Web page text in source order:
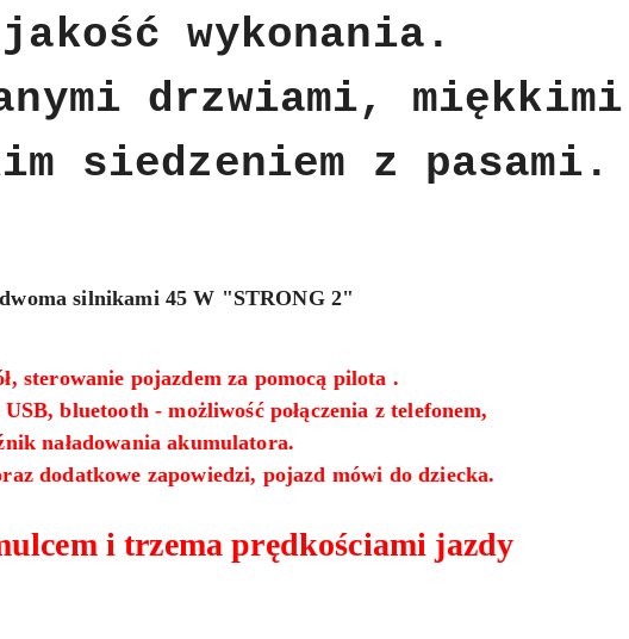
wykonania.
drzwiami, miękkimi
siedzeniem z pasami.
silnikami 45 W "STRONG 2"
sterowanie pojazdem za pomocą pilota .
bluetooth - możliwość połączenia z telefonem,
naładowania akumulatora.
dodatkowe zapowiedzi, pojazd mówi do dziecka.
i trzema prędkościami jazdy